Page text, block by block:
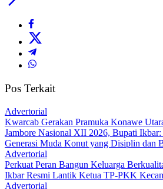
Pos Terkait
Advertorial
‎Kwarcab Gerakan Pramuka Konawe
Jambore Nasional XII 2026, Bupati
Generasi Muda Konut yang Disiplin dan
Advertorial
‎Perkuat Peran Bangun Keluarga
Ikbar Resmi Lantik Ketua TP-PKK
Advertorial